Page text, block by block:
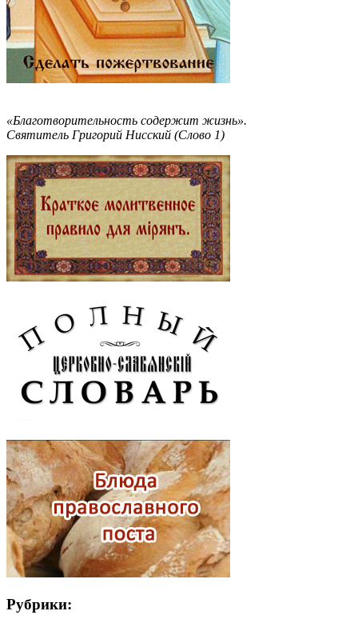
«Благотворительность содержит жизнь».
Святитель Григорий Нисский (Слово 1)
Рубрики: